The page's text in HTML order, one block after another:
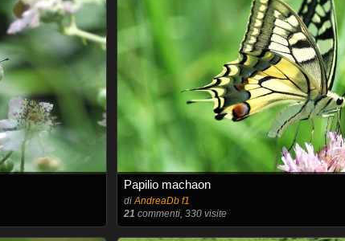
Papilio machaon
diAndreaDb f1
21 commenti, 330 visite